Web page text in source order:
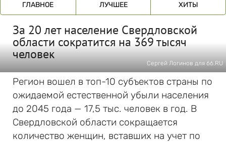
ГЛАВНОЕ ЛУЧШЕЕ ХИТЫ
За 20 лет население Свердловской
области сократится на 369 тысяч
человек
Сергей Логинов для 66.RU
Регион вошел в топ-10 субъектов страны по
ожидаемой естественной убыли населения
до 2045 года — 17,5 тыс. человек в год. В
Свердловской области сокращается
количество женщин, вставших на учет по